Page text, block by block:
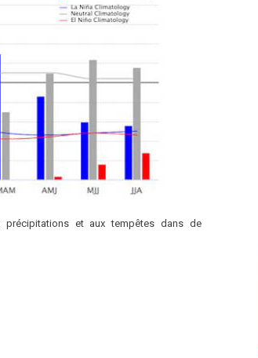
précipitations et aux tempêtes dans de